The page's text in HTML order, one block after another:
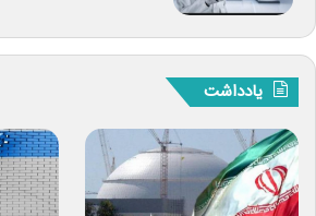
یادداشت